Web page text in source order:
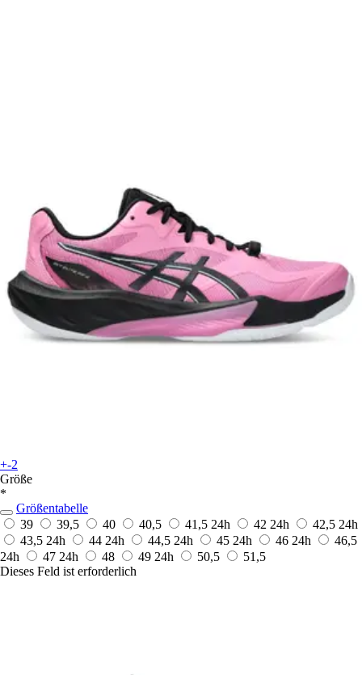
+-2
Größe
*
Größentabelle
39
39,5 40 40,5 41,5 24h 42 24h 42,5 24h
43,5 24h 44 24h 44,5 24h 45 24h 46 24h
46,5
24h
47 24h 48 49 24h 50,5
51,5
Dieses Feld ist erforderlich